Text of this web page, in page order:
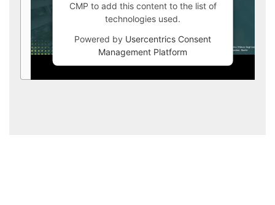
CMP to add this content to the list of
technologies used.
Powered by Usercentrics Consent
Management Platform